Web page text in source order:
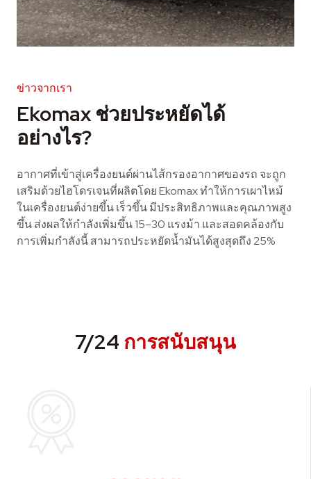
ข่าวจากเรา
Ekomax ช่วยประหยัดได้
อย่างไร?
อากาศที่เข้าสู่เครื่องยนต์ผ่านไส้กรองอากาศของรถ จะถูก
เสริมด้วยไฮโดรเจนที่ผลิตโดย Ekomax ทำให้การเผาไหม้
ในเครื่องยนต์ง่ายขึ้น เร็วขึ้น มีประสิทธิภาพและคุณภาพสูง
ขึ้น ส่งผลให้กำลังเพิ่มขึ้น 15–30 แรงม้า และสอดคล้องกับ
การเพิ่มกำลังนี้ สามารถประหยัดน้ำมันได้สูงสุดถึง 25%
7/24 การสนับสนุน